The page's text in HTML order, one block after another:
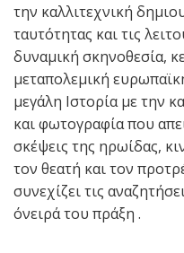
την καλλιτεχνική
ταυτότητας και τις
δυναμική σκηνοθεσία,
μεταπολεμική
μεγάλη Ιστορία με την
και φωτογραφία που
σκέψεις της ηρωίδας,
τον θεατή και τον
συνεχίζει τις
όνειρά του πράξη .